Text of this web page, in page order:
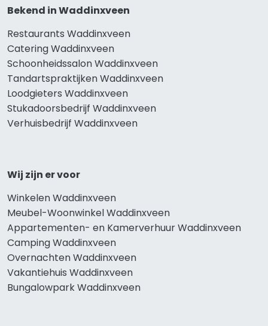
Bekend in Waddinxveen
Restaurants Waddinxveen
Catering Waddinxveen
Schoonheidssalon Waddinxveen
Tandartspraktijken Waddinxveen
Loodgieters Waddinxveen
Stukadoorsbedrijf Waddinxveen
Verhuisbedrijf Waddinxveen
Wij zijn er voor
Winkelen Waddinxveen
Meubel-Woonwinkel Waddinxveen
Appartementen- en Kamerverhuur Waddinxveen
Camping Waddinxveen
Overnachten Waddinxveen
Vakantiehuis Waddinxveen
Bungalowpark Waddinxveen